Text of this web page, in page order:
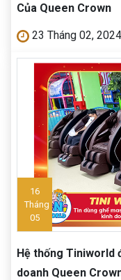
Của Queen Crown
23 Tháng 02, 2024
16
Tháng
05
Hệ thống Tiniworld
doanh Queen